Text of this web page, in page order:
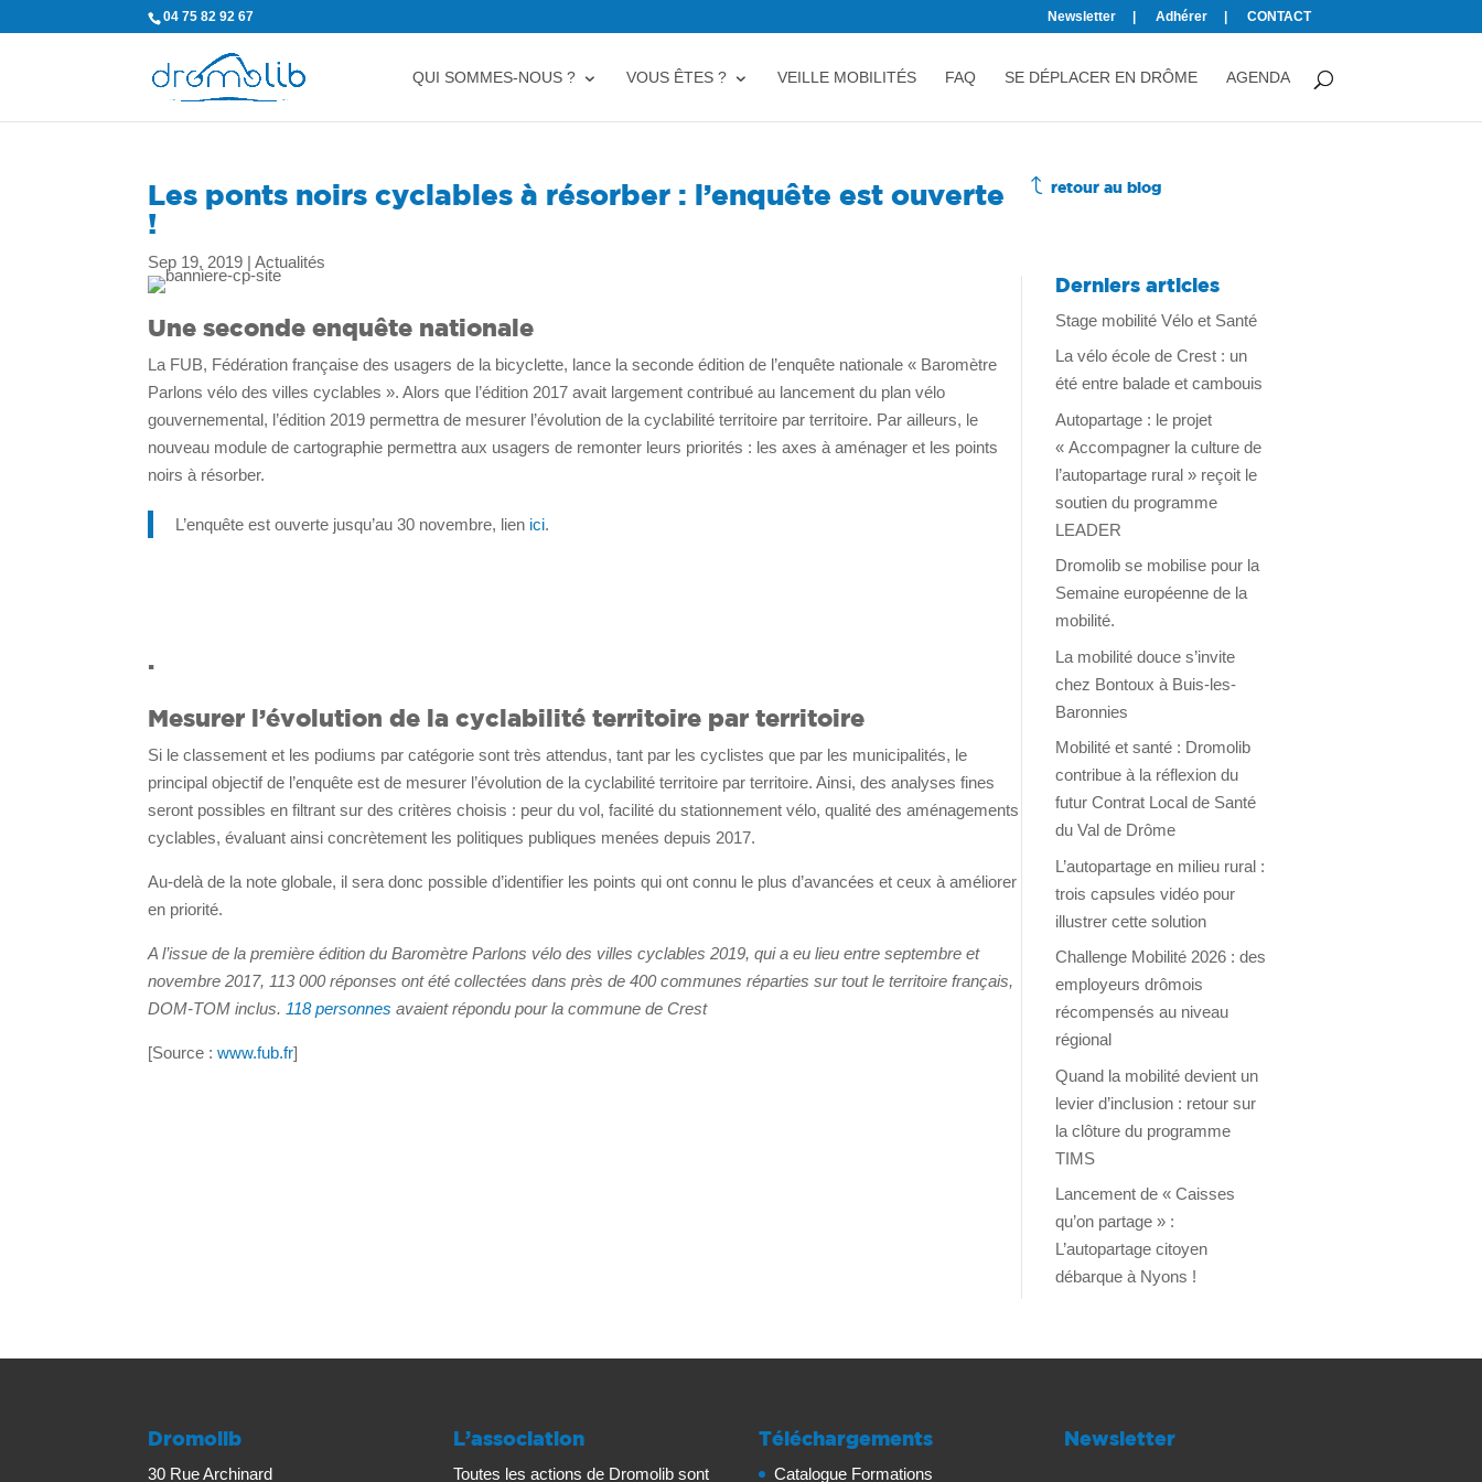
04 75 82 92 67 Newsletter Adhérer CONTACT
QUI SOMMES-NOUS ? VOUS ÊTES ? VEILLE MOBILITÉS FAQ SE DÉPLACER EN DRÔME AGENDA
Les ponts noirs cyclables à résorber : l’enquête est ouverte
!
Sep 19, 2019 |Actualités
J retour au blog
Une seconde enquête nationale
La FUB, Fédération française des usagers de la bicyclette, lance la seconde édition de l’enquête nationale « Baromètre
Parlons vélo des villes cyclables ». Alors que l’édition 2017 avait largement contribué au lancement du plan vélo
gouvernemental, l’édition 2019 permettra de mesurer l’évolution de la cyclabilité territoire par territoire. Par ailleurs, le
nouveau module de cartographie permettra aux usagers de remonter leurs priorités : les axes à aménager et les points
noirs à résorber.
L’enquête est ouverte jusqu’au 30 novembre, lien ici.
.
Mesurer l’évolution de la cyclabilité territoire par territoire
Si le classement et les podiums par catégorie sont très attendus, tant par les cyclistes que par les municipalités, le
principal objectif de l’enquête est de mesurer l’évolution de la cyclabilité territoire par territoire. Ainsi, des analyses fines
seront possibles en filtrant sur des critères choisis : peur du vol, facilité du stationnement vélo, qualité des aménagements
cyclables, évaluant ainsi concrètement les politiques publiques menées depuis 2017.
Au-delà de la note globale, il sera donc possible d’identifier les points qui ont connu le plus d’avancées et ceux à améliorer
en priorité.
A l’issue de la première édition du Baromètre Parlons vélo des villes cyclables 2019, qui a eu lieu entre septembre et
novembre 2017, 113 000 réponses ont été collectées dans près de 400 communes réparties sur tout le territoire français,
DOM-TOM inclus. 118 personnes avaient répondu pour la commune de Crest
[Source :www.fub.fr]
Derniers articles
Stage mobilité Vélo et Santé
La vélo école de Crest : un
été entre balade et cambouis
Autopartage : le projet
« Accompagner la culture de
l’autopartage rural » reçoit le
soutien du programme
LEADER
Dromolib se mobilise pour la
Semaine européenne de la
mobilité.
La mobilité douce s’invite
chez Bontoux à Buis-les-
Baronnies
Mobilité et santé : Dromolib
contribue à la réflexion du
futur Contrat Local de Santé
du Val de Drôme
L’autopartage en milieu rural :
trois capsules vidéo pour
illustrer cette solution
Challenge Mobilité 2026 : des
employeurs drômois
récompensés au niveau
régional
Quand la mobilité devient un
levier d’inclusion : retour sur
la clôture du programme
TIMS
Lancement de « Caisses
qu’on partage » :
L’autopartage citoyen
débarque à Nyons !
Dromolib
30 Rue Archinard
L’association
Toutes les actions de Dromolib sont
Téléchargements
Catalogue Formations
Newsletter